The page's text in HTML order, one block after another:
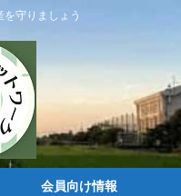
守りましょう
会員向け情報